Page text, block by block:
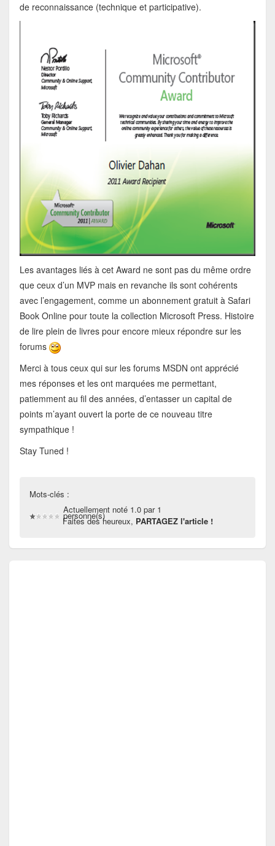
de reconnaissance (technique et participative).
Les avantages liés à cet Award ne sont pas du même ordre
que ceux d’un MVP mais en revanche ils sont cohérents
avec l’engagement, comme un abonnement gratuit à Safari
Book Online pour toute la collection Microsoft Press. Histoire
de lire plein de livres pour encore mieux répondre sur les
forums
Merci à tous ceux qui sur les forums MSDN ont apprécié
mes réponses et les ont marquées me permettant,
patiemment au fil des années, d’entasser un capital de
points m’ayant ouvert la porte de ce nouveau titre
sympathique !
Stay Tuned !
Mots-clés :
Actuellement noté 1.0 par 1
personne(s)
Faites des heureux, PARTAGEZ l'article !